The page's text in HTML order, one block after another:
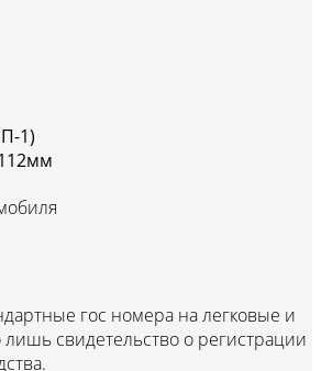
1)
гос номера на легковые и
свидетельство о регистрации